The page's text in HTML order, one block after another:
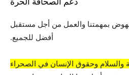
بمهمتنا والعمل من أجل مستقبل
أفضل للجميع.
والسلام وحقوق الإنسان في الصحراء